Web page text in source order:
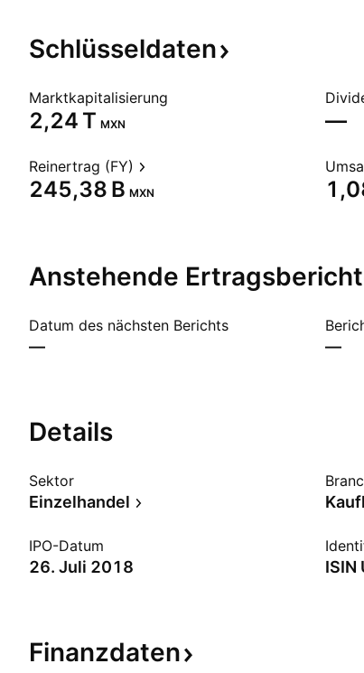
Schlüsseldaten
Marktkapitalisierung
‪2,24 T‬ MXN —
Reinertrag (FY)
‪245,38 B‬ MXN
Anstehende
Datum des nächsten Berichts
— —
Details
Sektor
Einzelhandel
IPO-Datum
26. Juli 2018 ISIN
Finanzdaten